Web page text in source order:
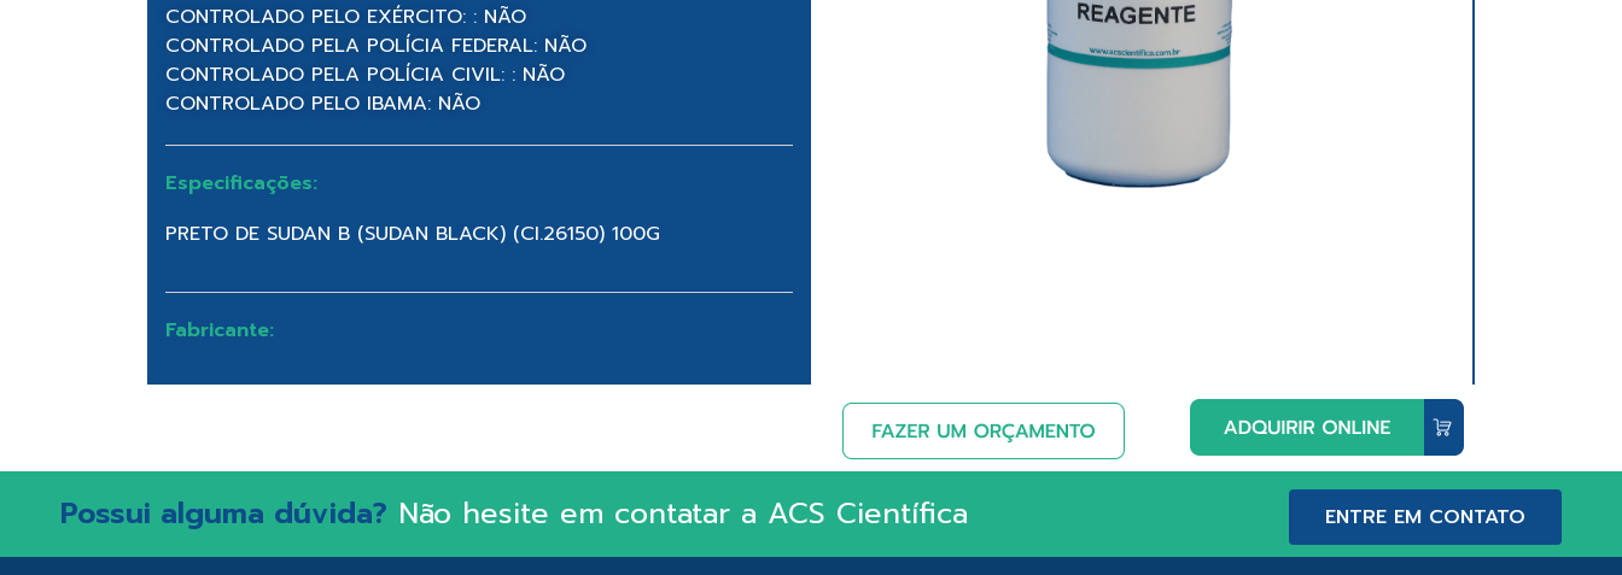
CONTROLADO PELO EXÉRCITO: : NÃO
CONTROLADO PELA POLÍCIA FEDERAL: NÃO
CONTROLADO PELA POLÍCIA CIVIL: : NÃO
CONTROLADO PELO IBAMA: NÃO
Especificações:
PRETO DE SUDAN B (SUDAN BLACK) (CI.26150) 100G
Fabricante:
Possui alguma dúvida? Não hesite em contatar a ACS Científica ENTRE EM CONTATO